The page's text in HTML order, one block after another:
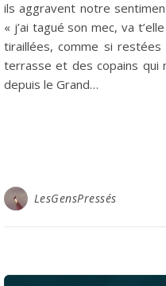
ils aggravent notre
« j’ai tagué son mec, va
tiraillées, comme si
terrasse et des copains qui
depuis le Grand…
LesGensPressés